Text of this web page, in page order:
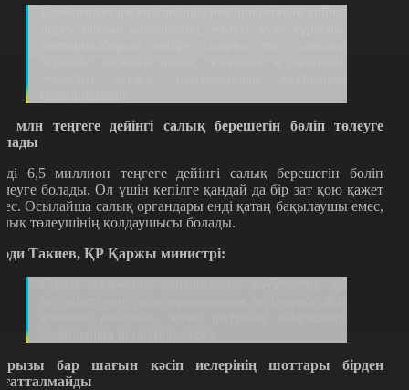
млн теңгеге дейінгі салық берешегін бөліп төлеуге
6,5 миллион теңгеге дейінгі салық берешегін бөліп
болады. Ол үшін кепілге қандай да бір зат қою қажет
Осылайша салық органдары енді қатаң бақылаушы емес,
төлеушінің қолдаушысы болады.
Такиев, ҚР Қаржы министрі:
бар шағын кәсіп иелерінің шоттары бірден